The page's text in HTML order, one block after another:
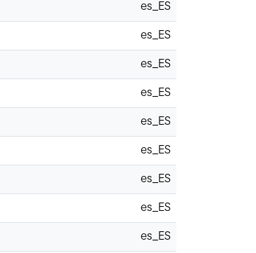
es_ES
es_ES
es_ES
es_ES
es_ES
es_ES
es_ES
es_ES
es_ES